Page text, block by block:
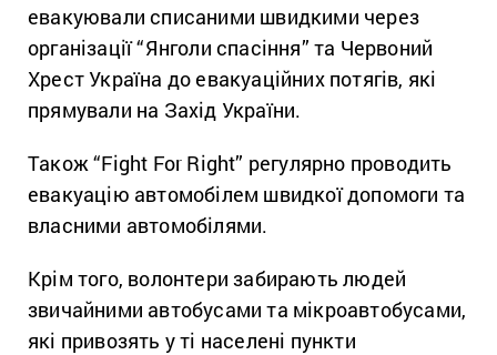
евакуювали списаними швидкими через
організації “Янголи спасіння” та Червоний
Хрест Україна до евакуаційних потягів, які
прямували на Захід України.
Також “Fight For Right” регулярно проводить
евакуацію автомобілем швидкої допомоги та
власними автомобілями.
Крім того, волонтери забирають людей
звичайними автобусами та мікроавтобусами,
які привозять у ті населені пункти